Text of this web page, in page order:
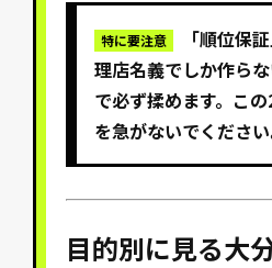
特に要注意
「順位保
理店名義でしか作ら
で必ず揉めます。こ
を急がないでください
目的別に見る大